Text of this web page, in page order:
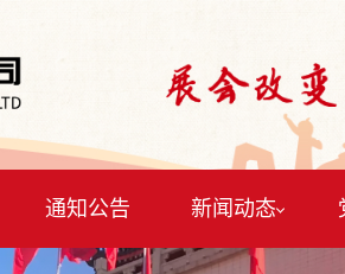
通知公告 新闻动态